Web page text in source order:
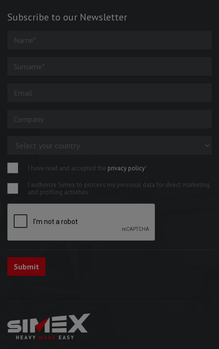
Subscribe to our Newsletter
I have read and accepted the privacy policy*
I authorize Simex to process my personal data for direct marketing
and profiling activities